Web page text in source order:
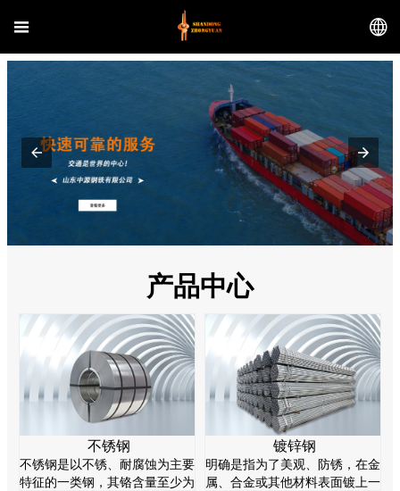
 
产品中心
不锈钢
不锈钢是以不锈、耐腐蚀为主要
特征的一类钢，其铬含量至少为
镀锌钢
明确是指为了美观、防锈，在金
属、合金或其他材料表面镀上一